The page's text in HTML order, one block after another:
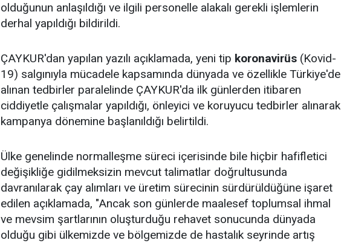
olduğunun anlaşıldığı ve ilgili personelle alakalı gerekli işlemlerin
derhal yapıldığı bildirildi.
ÇAYKUR'dan yapılan yazılı açıklamada, yeni tip koronavirüs (Kovid-
19) salgınıyla mücadele kapsamında dünyada ve özellikle Türkiye'de
alınan tedbirler paralelinde ÇAYKUR'da ilk günlerden itibaren
ciddiyetle çalışmalar yapıldığı, önleyici ve koruyucu tedbirler alınarak
kampanya dönemine başlanıldığı belirtildi.
Ülke genelinde normalleşme süreci içerisinde bile hiçbir hafifletici
değişikliğe gidilmeksizin mevcut talimatlar doğrultusunda
davranılarak çay alımları ve üretim sürecinin sürdürüldüğüne işaret
edilen açıklamada, "Ancak son günlerde maalesef toplumsal ihmal
ve mevsim şartlarının oluşturduğu rehavet sonucunda dünyada
olduğu gibi ülkemizde ve bölgemizde de hastalık seyrinde artış